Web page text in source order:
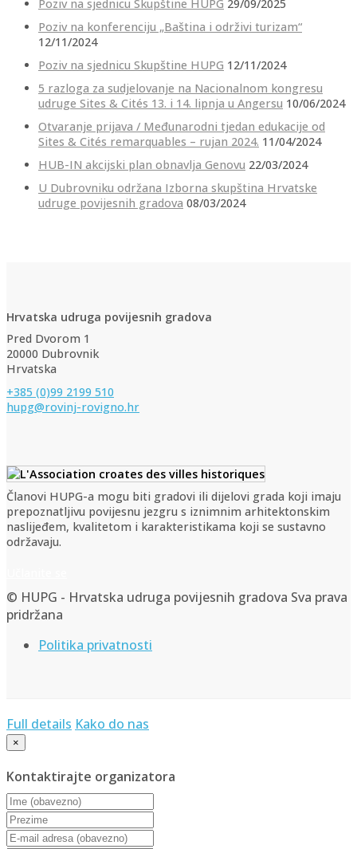
Poziv na sjednicu Skupštine HUPG 29/09/2025
Poziv na konferenciju „Baština i održivi turizam“
12/11/2024
Poziv na sjednicu Skupštine HUPG 12/11/2024
5 razloga za sudjelovanje na Nacionalnom kongresu
udruge Sites & Cités 13. i 14. lipnja u Angersu 10/06/2024
Otvaranje prijava / Međunarodni tjedan edukacije od
Sites & Cités remarquables – rujan 2024. 11/04/2024
HUB-IN akcijski plan obnavlja Genovu 22/03/2024
U Dubrovniku održana Izborna skupština Hrvatske
udruge povijesnih gradova 08/03/2024
Hrvatska udruga povijesnih gradova
Pred Dvorom 1
20000 Dubrovnik
Hrvatska
+385 (0)99 2199 510
hupg@rovinj-rovigno.hr
Članovi HUPG-a mogu biti gradovi ili dijelovi grada koji imaju
prepoznatljivu povijesnu jezgru s iznimnim arhitektonskim
naslijeđem, kvalitetom i karakteristikama koji se sustavno
održavaju.
© HUPG - Hrvatska udruga povijesnih gradova Sva prava
pridržana
Politika privatnosti
Full details Kako do nas
×
Kontaktirajte organizatora